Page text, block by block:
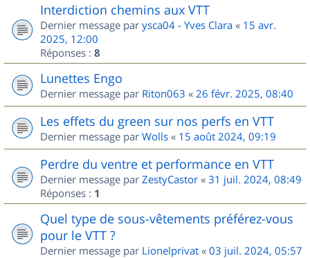
Interdiction chemins aux VTT
Dernier message par ysca04 - Yves Clara « 15 avr.
2025, 12:00
Réponses : 8
Lunettes Engo
Dernier message par Riton063 « 26 févr. 2025, 08:40
Les effets du green sur nos perfs en VTT
Dernier message par Wolls « 15 août 2024, 09:19
Perdre du ventre et performance en VTT
Dernier message par ZestyCastor « 31 juil. 2024, 08:49
Réponses : 1
Quel type de sous-vêtements préférez-vous
pour le VTT ?
Dernier message par Lionelprivat « 03 juil. 2024, 05:57